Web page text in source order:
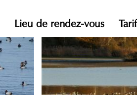
Lieu de rendez-vous